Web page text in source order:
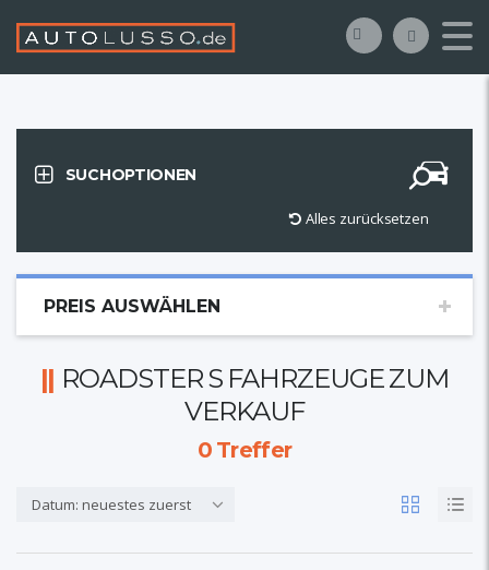
SUCHOPTIONEN
Alles zurücksetzen
PREIS AUSWÄHLEN
ROADSTER S FAHRZEUGE ZUM
VERKAUF
0Treffer
Datum: neuestes zuerst